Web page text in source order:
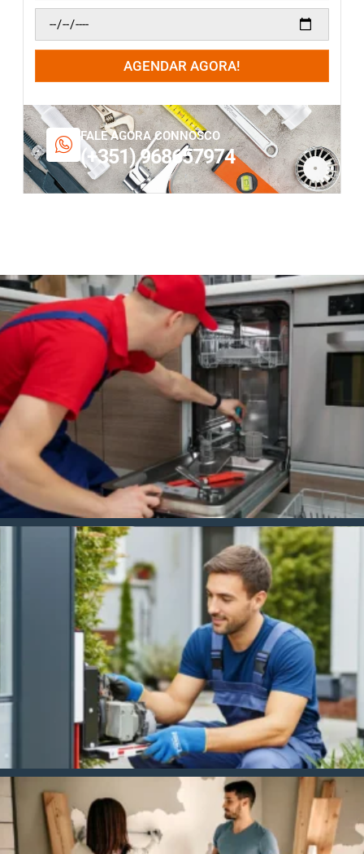
AGENDAR AGORA!
FALE AGORA CONNOSCO
(+351) 968657974